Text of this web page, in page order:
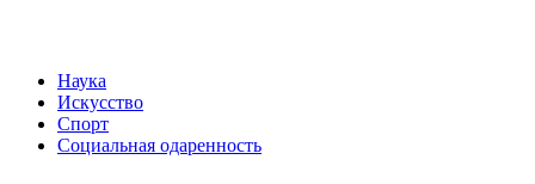
Наука
Искусство
Спорт
Социальная одаренность